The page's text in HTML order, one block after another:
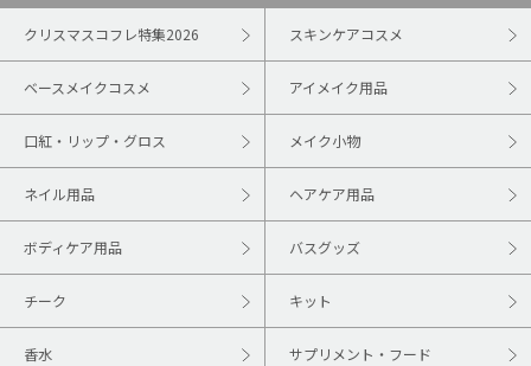
クリスマスコフレ特集2026 スキンケアコスメ
ベースメイクコスメ アイメイク用品
口紅・リップ・グロス メイク小物
ネイル用品 ヘアケア用品
ボディケア用品 バスグッズ
チーク キット
香水 サプリメント・フード